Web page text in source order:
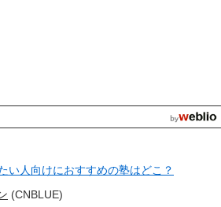
い人向けにおすすめの塾はどこ？
(CNBLUE)